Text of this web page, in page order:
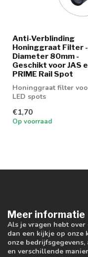
Anti-Verblinding
Honinggraat Filter -
Diameter 80mm -
Geschikt voor JAS
PRIME Rail Spot
Honinggraat filter
LED spots
€1,70
Op voorraad
Meer informatie
Als je vragen hebt
dan een kijkje op onze
onze
en verschillende